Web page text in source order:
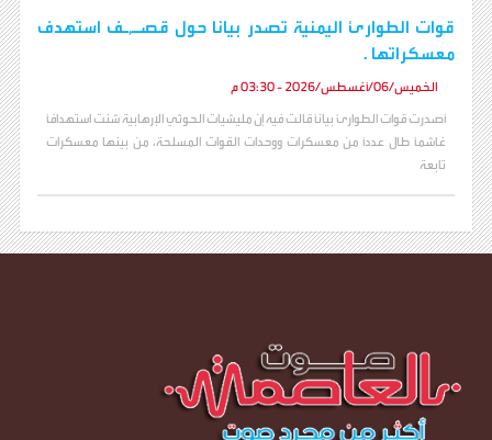
قوات الطوارئ اليمنية تصدر بيانا حول قصـ,ـف استهدف
معسكراتها .
الخميس/06/أغسطس/2026 - 03:30 م
أصدرت قوات الطوارئ بياناً قالت فيه إن مليشيات الحوثي الإرهابية شنت استهدافاً
غاشماً طال عدداً من معسكرات ووحدات القوات المسلحة، من بينها معسكرات
تابعة